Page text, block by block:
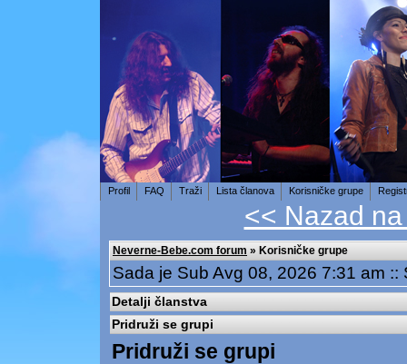
Profil FAQ Traži Lista članova Korisničke grupe
<< Nazad
Neverne-Bebe.com forum » Korisničke grupe
Sada je Sub Avg 08, 2026 7:31 am
Detalji članstva
Pridruži se grupi
Pridruži se grupi